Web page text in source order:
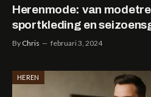
Herenmode: van
sportkleding en
By Chris februari 3, 2024
HEREN